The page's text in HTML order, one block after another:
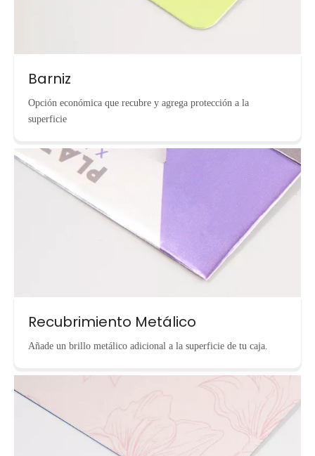
Barniz
Opción económica que recubre y agrega protección a la
superficie
Recubrimiento Metálico
Añade un brillo metálico adicional a la superficie de tu caja.